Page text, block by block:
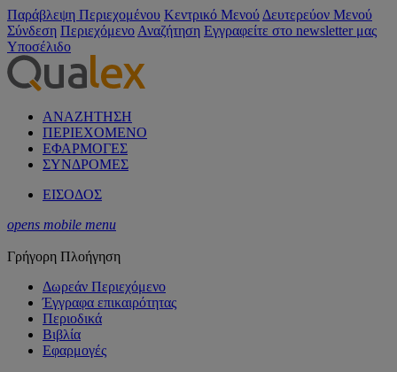
Παράβλεψη Περιεχομένου Κεντρικό Μενού Δευτερεύον Μενού
Σύνδεση Περιεχόμενο Αναζήτηση Εγγραφείτε στο newsletter μας
Υποσέλιδο
ΑΝΑΖΗΤΗΣΗ
ΠΕΡΙΕΧΟΜΕΝΟ
ΕΦΑΡΜΟΓΕΣ
ΣΥΝΔΡΟΜΕΣ
ΕΙΣΟΔΟΣ
opens mobile menu
Γρήγορη Πλοήγηση
Δωρεάν Περιεχόμενο
Έγγραφα επικαιρότητας
Περιοδικά
Βιβλία
Εφαρμογές